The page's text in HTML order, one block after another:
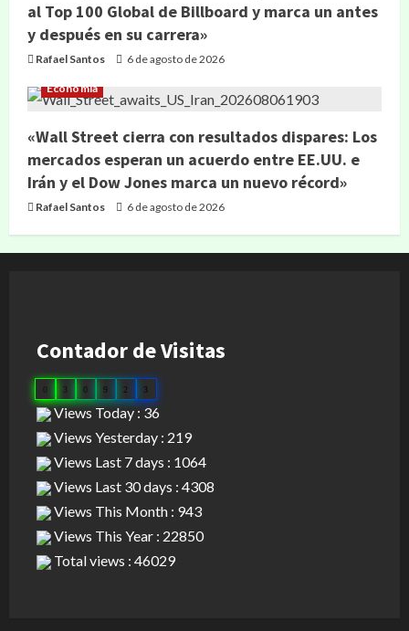
al Top 100 Global de Billboard y marca un antes
y después en su carrera»
Rafael Santos 6 de agosto de 2026
Economía
«Wall Street cierra con resultados dispares: Los
mercados esperan un acuerdo entre EE.UU. e
Irán y el Dow Jones marca un nuevo récord»
Rafael Santos 6 de agosto de 2026
Contador de Visitas
3 0 9 2 3
Views Today : 36
Views Yesterday : 219
Views Last 7 days : 1064
Views Last 30 days : 4308
Views This Month : 943
Views This Year : 22850
Total views : 46029